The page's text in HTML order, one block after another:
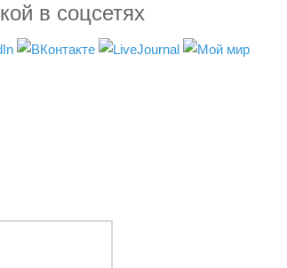
в соцсетях